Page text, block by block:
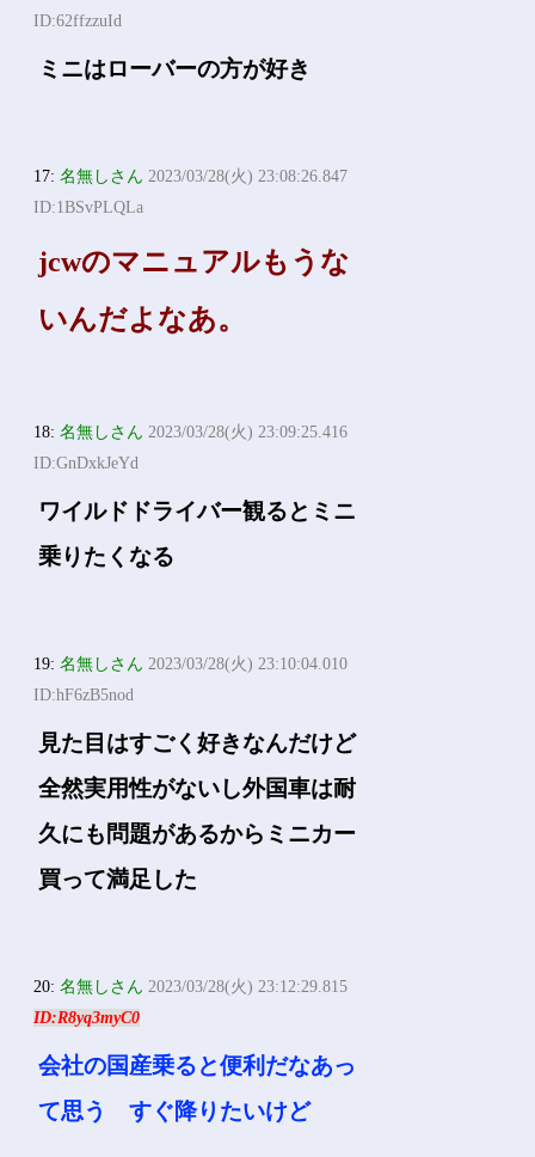
ID:62ffzzuId
ミニはローバーの方が好き
17:名無しさん 2023/03/28(火) 23:08:26.847
ID:1BSvPLQLa
jcwのマニュアルもうな
いんだよなあ。
18:名無しさん 2023/03/28(火) 23:09:25.416
ID:GnDxkJeYd
ワイルドドライバー観るとミニ
乗りたくなる
19:名無しさん 2023/03/28(火) 23:10:04.010
ID:hF6zB5nod
見た目はすごく好きなんだけど
全然実用性がないし外国車は耐
久にも問題があるからミニカー
買って満足した
20:名無しさん 2023/03/28(火) 23:12:29.815
ID:R8yq3myC0
会社の国産乗ると便利だなあっ
て思う すぐ降りたいけど